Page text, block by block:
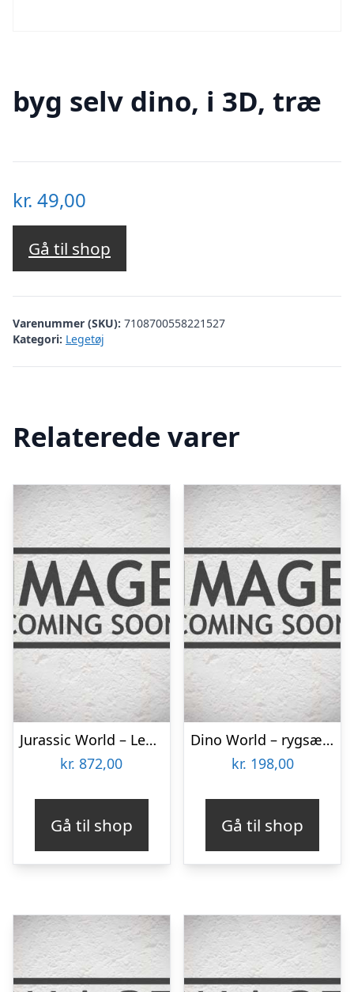
byg selv dino, i 3D, træ
kr. 49,00
Gå til shop
Varenummer (SKU): 7108700558221527
Kategori: Legetøj
Relaterede varer
Jurassic World – Legacy Collection Apatosaurus (GWT48)
kr. 872,00
Gå til shop
Dino World – rygsæk – haj
kr. 198,00
Gå til shop